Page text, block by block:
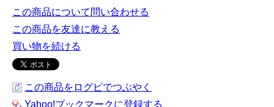
この商品について問い合わせる
この商品を友達に教える
買い物を続ける
この商品をログピでつぶやく
Yahoo!ブックマークに登録する